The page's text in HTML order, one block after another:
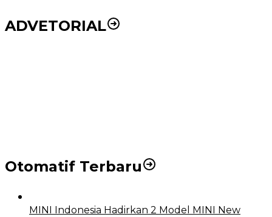
ADVETORIAL
Otomatif Terbaru
MINI Indonesia Hadirkan 2 Model MINI New